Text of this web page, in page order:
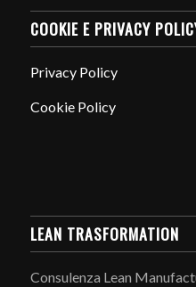
COOKIE E PRIVACY
Privacy Policy
Cookie Policy
LEAN TRASFORMATION
Consulenza Lean